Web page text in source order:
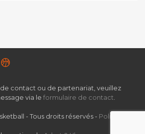
contact ou de partenariat, veuillez
via le formulaire de contact.
- Tous droits réservés - Politique